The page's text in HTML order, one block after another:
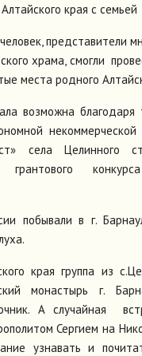
края с семьей
представители
храма, смогли
места родного
возможна
некоммерческой
села Целинного
грантового
побывали в г.
края группа из
монастырь г.
А случайная
Сергием на
узнавать и